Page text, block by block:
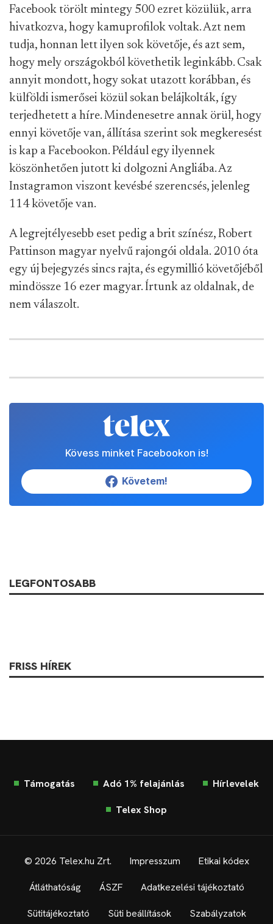
Facebook törölt mintegy 500 ezret közülük, arra
hivatkozva, hogy kamuprofilok voltak. Azt nem
tudja, honnan lett ilyen sok követője, és azt sem,
hogy mely országokból követhetik leginkább. Csak
annyit mondott, hogy sokat utazott korábban, és
külföldi ismerősei közül sokan belájkolták, így
terjedhetett a híre. Mindenesetre annak örül, hogy
ennyi követője van, állítása szerint sok megkeresést
is kap a Facebookon. Például egy ilyennek
köszönhetően jutott ki dolgozni Angliába. Az
Instagramon viszont kevésbé szerencsés, jelenleg
114 követője van.
A legrejtélyesebb eset pedig a brit színész, Robert
Pattinson magyar nyelvű rajongói oldala. 2010 óta
egy új bejegyzés sincs rajta, és egymillió követőjéből
mindössze 16 ezer magyar. Írtunk az oldalnak, de
nem válaszolt.
Kövess minket Facebookon is!
Követem!
LEGFONTOSABB
FRISS HÍREK
Támogatás Adó 1% felajánlás Hírlevelek
Telex Shop
© 2026 Telex.hu Zrt. Impresszum Etikai kódex
Átláthatóság ÁSZF Adatkezelési tájékoztató
Sütitájékoztató Süti beállítások Szabályzatok